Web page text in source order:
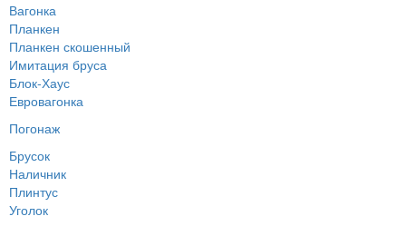
Вагонка
Планкен
Планкен скошенный
Имитация бруса
Блок-Хаус
Евровагонка
Погонаж
Брусок
Наличник
Плинтус
Уголок